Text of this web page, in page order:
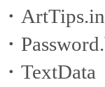
・
・
・TextData